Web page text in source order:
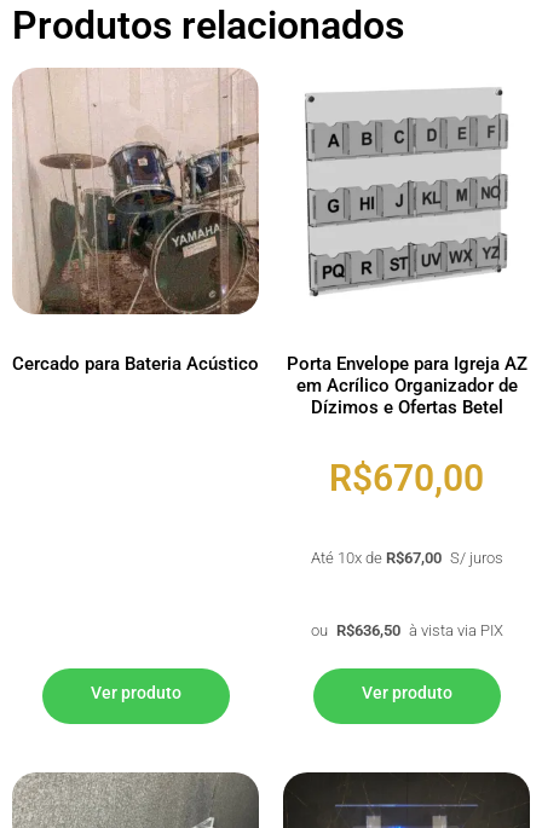
Produtos relacionados
Cercado para Bateria Acústico
Ver produto
Porta Envelope para Igreja AZ
em Acrílico Organizador de
Dízimos e Ofertas Betel
R$670,00
Até 10x de R$67,00 S/ juros
ou R$636,50 à vista via PIX
Ver produto